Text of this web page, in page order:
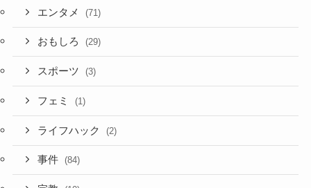
エンタメ (71)
おもしろ (29)
スポーツ (3)
フェミ (1)
ライフハック (2)
事件 (84)